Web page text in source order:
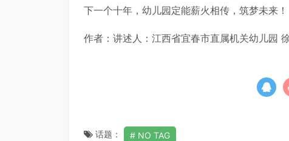
下一个十年，幼儿园定能薪火相传，筑梦未来！
作者：讲述人：江西省宜春市直属机关幼儿园
话题： NO TAG